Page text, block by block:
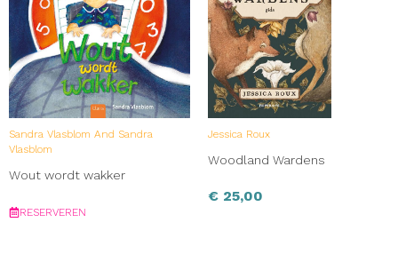
Sandra Vlasblom And Sandra
Vlasblom
Wout wordt wakker
RESERVEREN
Jessica Roux
Woodland Wardens
€ 25,00